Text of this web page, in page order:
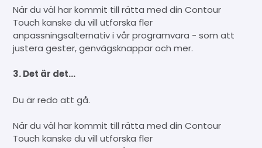
När du väl har kommit till rätta med din Contour
Touch kanske du vill utforska fler
anpassningsalternativ i vår programvara - som att
justera gester, genvägsknappar och mer.
3. Det är det...
Du är redo att gå.
När du väl har kommit till rätta med din Contour
Touch kanske du vill utforska fler